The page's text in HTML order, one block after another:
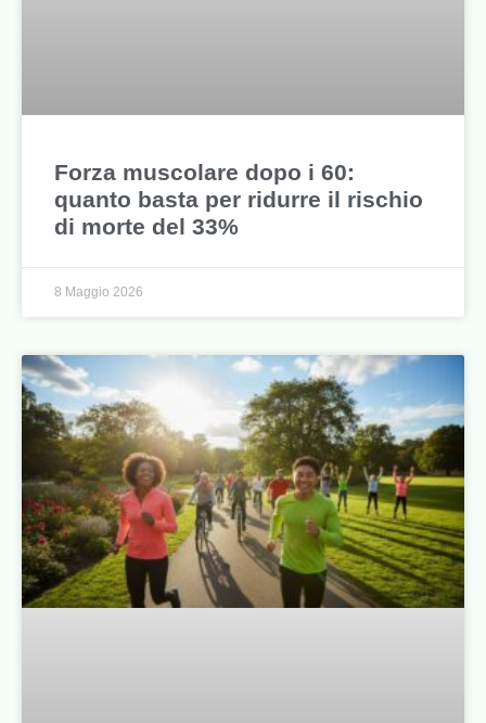
Forza muscolare dopo i 60:
quanto basta per ridurre il rischio
di morte del 33%
8 Maggio 2026